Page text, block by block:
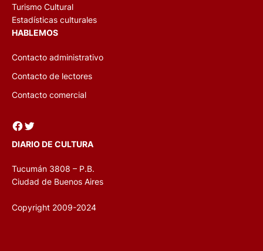
Turismo Cultural
Estadísticas culturales
HABLEMOS
Contacto administrativo
Contacto de lectores
Contacto comercial
Facebook Twitter
DIARIO DE CULTURA
Tucumán 3808 – P.B.
Ciudad de Buenos Aires
Copyright 2009-2024